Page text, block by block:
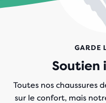
GARDE
Soutien
Toutes nos chaussures
sur le confort, mais